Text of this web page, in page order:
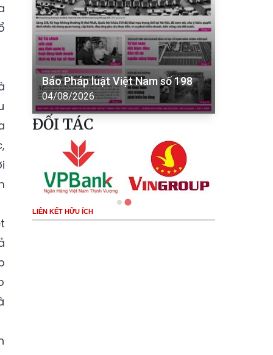
Báo Pháp luật Việt Nam số 198
04/08/2026
ĐỐI TÁC
LIÊN KẾT HỮU ÍCH